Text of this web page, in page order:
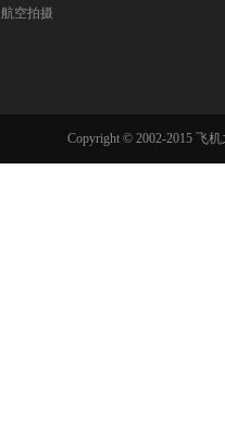
航空拍摄
Copyright © 2002-2015 飞